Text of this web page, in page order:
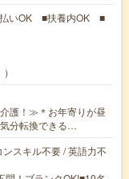
払いOK ■扶養内OK ■
護！≫＊お年寄りが昼
分転換できる…
スキル不要 / 英語力不